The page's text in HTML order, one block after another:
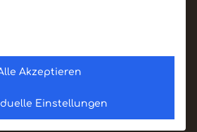
Akzeptieren
Einstellungen